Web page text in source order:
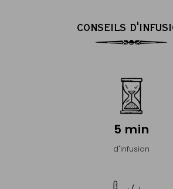
CONSEILS
5 min
d'infusion